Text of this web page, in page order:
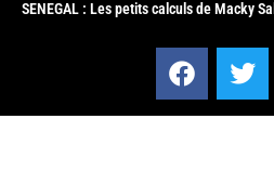
SENEGAL : Les petits calculs de Macky